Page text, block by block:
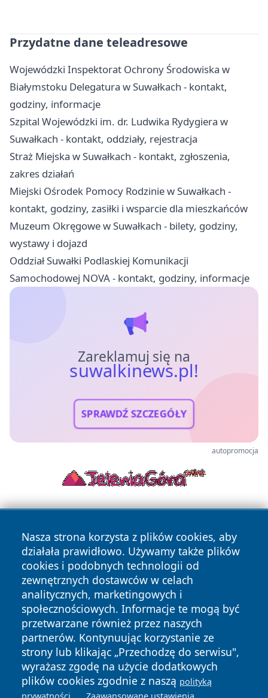
Przydatne dane teleadresowe
Wojewódzki Inspektorat Ochrony Środowiska w
Białymstoku Delegatura w Suwałkach - kontakt,
godziny, informacje
Szpital Wojewódzki im. dr. Ludwika Rydygiera w
Suwałkach - kontakt, oddziały, rejestracja
Straż Miejska w Suwałkach - kontakt, zgłoszenia,
zakres działań
Miejski Ośrodek Pomocy Rodzinie w Suwałkach -
kontakt, godziny, zasiłki i wsparcie dla mieszkańców
Muzeum Okręgowe w Suwałkach - bilety, godziny,
wystawy i dojazd
Oddział Suwałki Podlaskiej Komunikacji
Samochodowej NOVA - kontakt, godziny, informacje
Zareklamuj się na
suwalkinews.pl!
SPRAWDŹ SZCZEGÓŁY
autopromocja
Nasza strona korzysta z plików cookies, aby
działała prawidłowo. Używamy także plików
cookies i podobnych technologii od
zewnętrznych dostawców w celach
analitycznych, marketingowych i
społecznościowych. Informacje te mogą być
przetwarzane również przez naszych
partnerów. Kontynuując korzystanie ze
strony lub klikając „Przechodzę do serwisu",
wyrażasz zgodę na użycie dodatkowych
plików cookies zgodnie z naszą polityką
Copyright © 2026 suwalkinews.pl Wszystkie prawa
zastrzeżone.
News Autorzy
Polityka
Prywatności
Polityka
Cookies